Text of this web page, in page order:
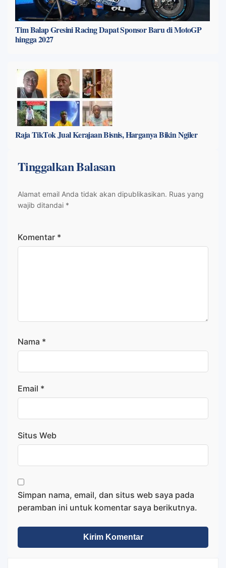
Tim Balap Gresini Racing Dapat Sponsor Baru di MotoGP
hingga 2027
Raja TikTok Jual Kerajaan Bisnis, Harganya Bikin Ngiler
Tinggalkan Balasan
Alamat email Anda tidak akan dipublikasikan. Ruas yang
wajib ditandai *
Komentar *
Nama *
Email *
Situs Web
Simpan nama, email, dan situs web saya pada
peramban ini untuk komentar saya berikutnya.